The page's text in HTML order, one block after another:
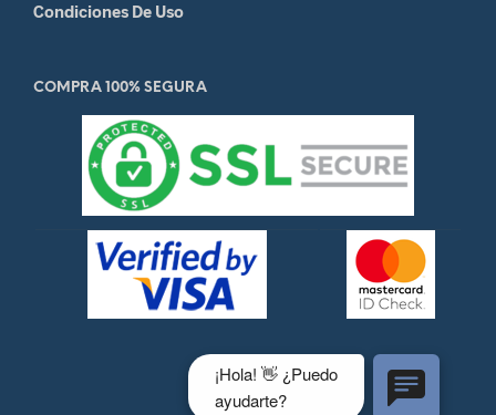
Condiciones De Uso
COMPRA 100% SEGURA